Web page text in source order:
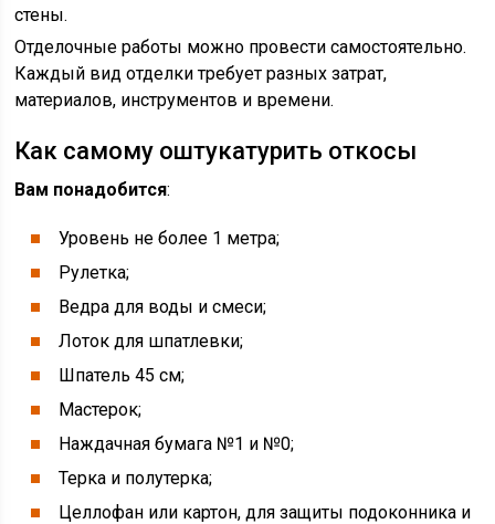
стены.
Отделочные работы можно провести самостоятельно.
Каждый вид отделки требует разных затрат,
материалов, инструментов и времени.
Как самому оштукатурить откосы
Вам понадобится:
Уровень не более 1 метра;
Рулетка;
Ведра для воды и смеси;
Лоток для шпатлевки;
Шпатель 45 см;
Мастерок;
Наждачная бумага №1 и №0;
Терка и полутерка;
Целлофан или картон, для защиты подоконника и